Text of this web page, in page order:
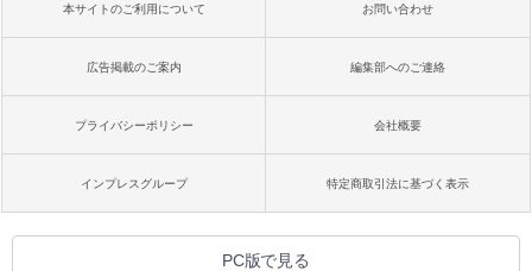
本サイトのご利用について お問い合わせ
広告掲載のご案内 編集部へのご連絡
プライバシーポリシー 会社概要
インプレスグループ 特定商取引法に基づく表示
PC版で見る